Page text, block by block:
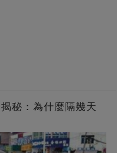
秘：為什麼隔幾天